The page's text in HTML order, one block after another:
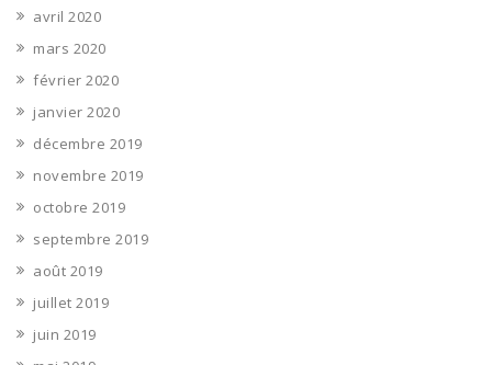
avril 2020
mars 2020
février 2020
janvier 2020
décembre 2019
novembre 2019
octobre 2019
septembre 2019
août 2019
juillet 2019
juin 2019